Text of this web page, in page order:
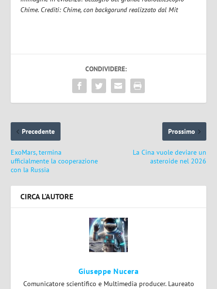
Chime. Crediti: Chime, con backgorund realizzato dal Mit
CONDIVIDERE:
Precedente
ExoMars, termina
ufficialmente la cooperazione
con la Russia
Prossimo
La Cina vuole deviare un
asteroide nel 2026
CIRCA L'AUTORE
Giuseppe Nucera
Comunicatore scientifico e Multimedia producer. Laureato